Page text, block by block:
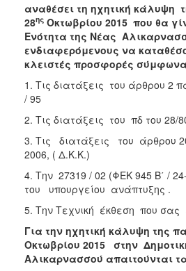
2016
2015
2013
ΔΗΜΟΤΗΣ
ΕΠΙΣΚΕΠΤΗΣ
ΗΡΑΚΛΕΙΟ
αναθέσει τη ηχητική κάλυψη
28ης Οκτωβρίου 2015 που θα
Ενότητα της Νέας
ενδιαφερόμενους να
κλειστές προσφορές σύμφωνα
1. Τις διατάξεις του άρθρου 2
/ 95
2. Τις διατάξεις του πδ του 28/
3. Τις διατάξεις του άρθρου
2006, ( Δ.Κ.Κ.)
4. Την 27319 / 02 (ΦΕΚ 945 Β΄ /
του υπουργείου ανάπτυξης .
5. Την Τεχνική έκθεση που σας
Για την ηχητική κάλυψη της
Οκτωβρίου 2015 στην
Αλικαρνασσού απαιτούνται